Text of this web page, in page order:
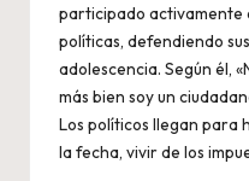
participado activamente
políticas, defendiendo
adolescencia. Según él,
más bien soy un
Los políticos llegan para
la fecha, vivir de los